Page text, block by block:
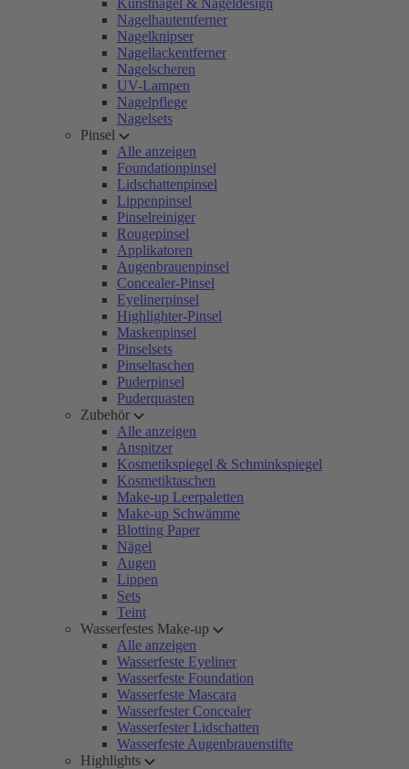
Kunstnägel & Nageldesign
Nagelhautentferner
Nagelknipser
Nagellackentferner
Nagelscheren
UV-Lampen
Nagelpflege
Nagelsets
Pinsel
Alle anzeigen
Foundationpinsel
Lidschattenpinsel
Lippenpinsel
Pinselreiniger
Rougepinsel
Applikatoren
Augenbrauenpinsel
Concealer-Pinsel
Eyelinerpinsel
Highlighter-Pinsel
Maskenpinsel
Pinselsets
Pinseltaschen
Puderpinsel
Puderquasten
Zubehör
Alle anzeigen
Anspitzer
Kosmetikspiegel & Schminkspiegel
Kosmetiktaschen
Make-up Leerpaletten
Make-up Schwämme
Blotting Paper
Nägel
Augen
Lippen
Sets
Teint
Wasserfestes Make-up
Alle anzeigen
Wasserfeste Eyeliner
Wasserfeste Foundation
Wasserfeste Mascara
Wasserfester Concealer
Wasserfester Lidschatten
Wasserfeste Augenbrauenstifte
Highlights